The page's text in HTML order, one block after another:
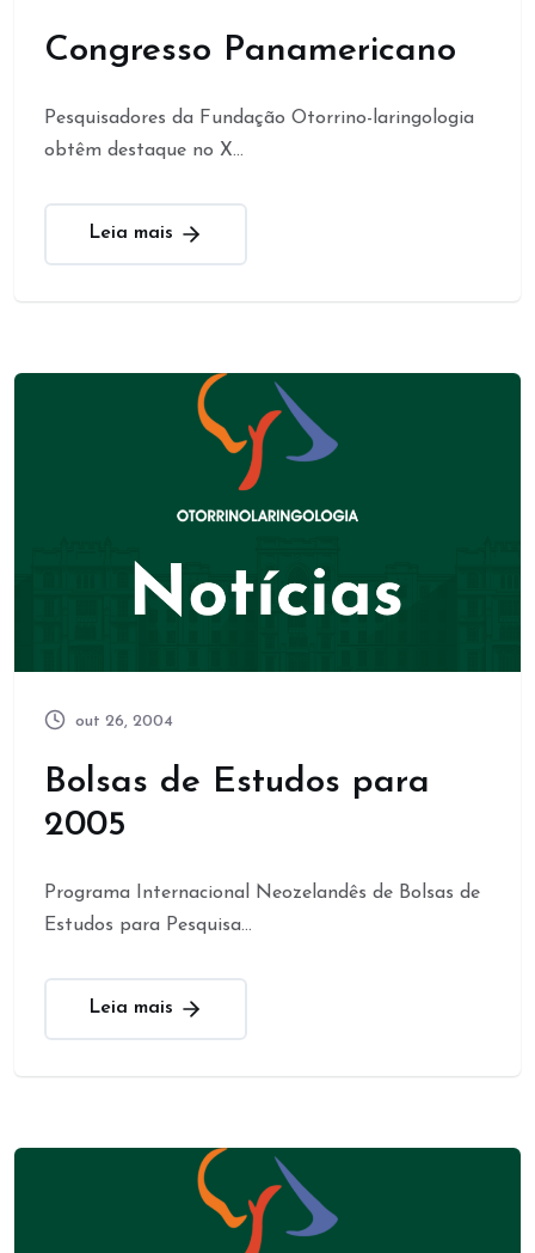
Congresso Panamericano
Pesquisadores da Fundação Otorrino-laringologia
obtêm destaque no X...
Leia mais
out 26, 2004
Bolsas de Estudos para
2005
Programa Internacional Neozelandês de Bolsas de
Estudos para Pesquisa...
Leia mais